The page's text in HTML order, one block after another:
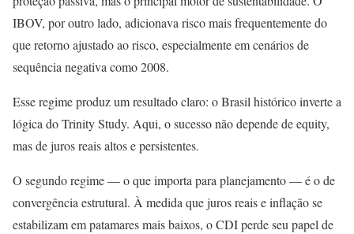
IBOV, por outro lado, adicionava risco mais frequentemente do
que retorno ajustado ao risco, especialmente em cenários de
sequência negativa como 2008.
Esse regime produz um resultado claro: o Brasil histórico inverte a
lógica do Trinity Study. Aqui, o sucesso não depende de equity,
mas de juros reais altos e persistentes.
O segundo regime — o que importa para planejamento — é o de
convergência estrutural. À medida que juros reais e inflação se
estabilizam em patamares mais baixos, o CDI perde seu papel de